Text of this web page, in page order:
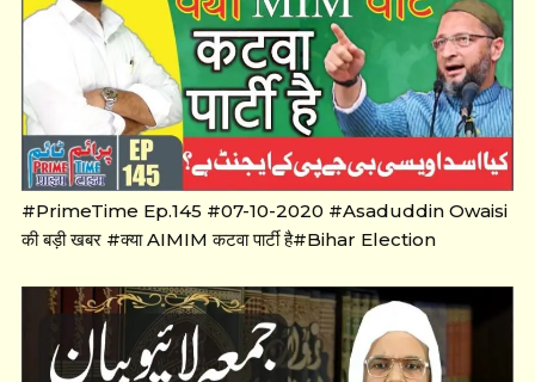
#PrimeTime Ep.145 #07-10-2020 #Asaduddin Owaisi
की बड़ी खबर #क्या AIMIM कटवा पार्टी है#Bihar Election